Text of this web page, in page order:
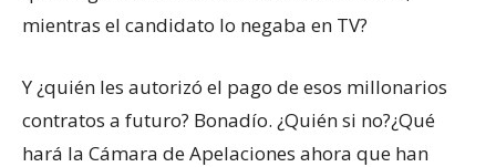
mientras el candidato lo negaba en TV?
Y ¿quién les autorizó el pago de esos millonarios
contratos a futuro? Bonadío. ¿Quién si no?¿Qué
hará la Cámara de Apelaciones ahora que han